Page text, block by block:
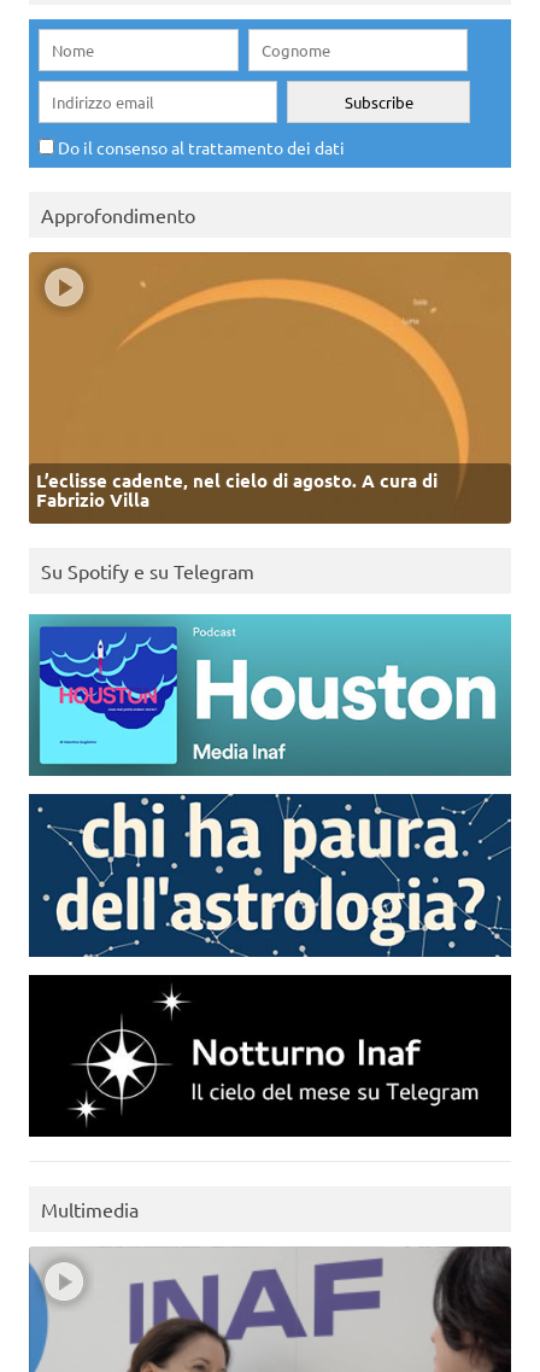
Do il consenso al trattamento dei dati
Approfondimento
L’eclisse cadente, nel cielo di agosto. A cura di
Fabrizio Villa
Su Spotify e su Telegram
Multimedia